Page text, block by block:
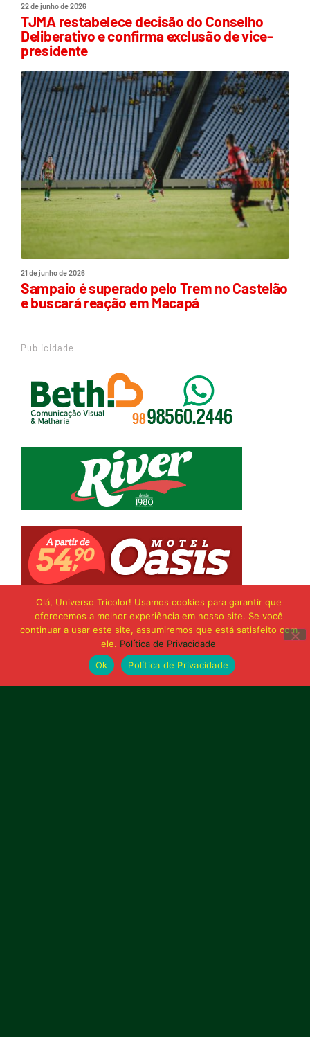
22 de junho de 2026
TJMA restabelece decisão do Conselho
Deliberativo e confirma exclusão de vice-
presidente
21 de junho de 2026
Sampaio é superado pelo Trem no Castelão
e buscará reação em Macapá
Publicidade
Olá, Universo Tricolor! Usamos cookies para garantir que
oferecemos a melhor experiência em nosso site. Se você
continuar a usar este site, assumiremos que está satisfeito com
ele. Política de Privacidade
Ok
Política de Privacidade